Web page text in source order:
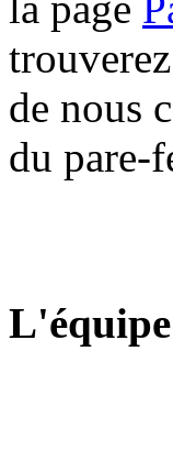
de nous
du pare-